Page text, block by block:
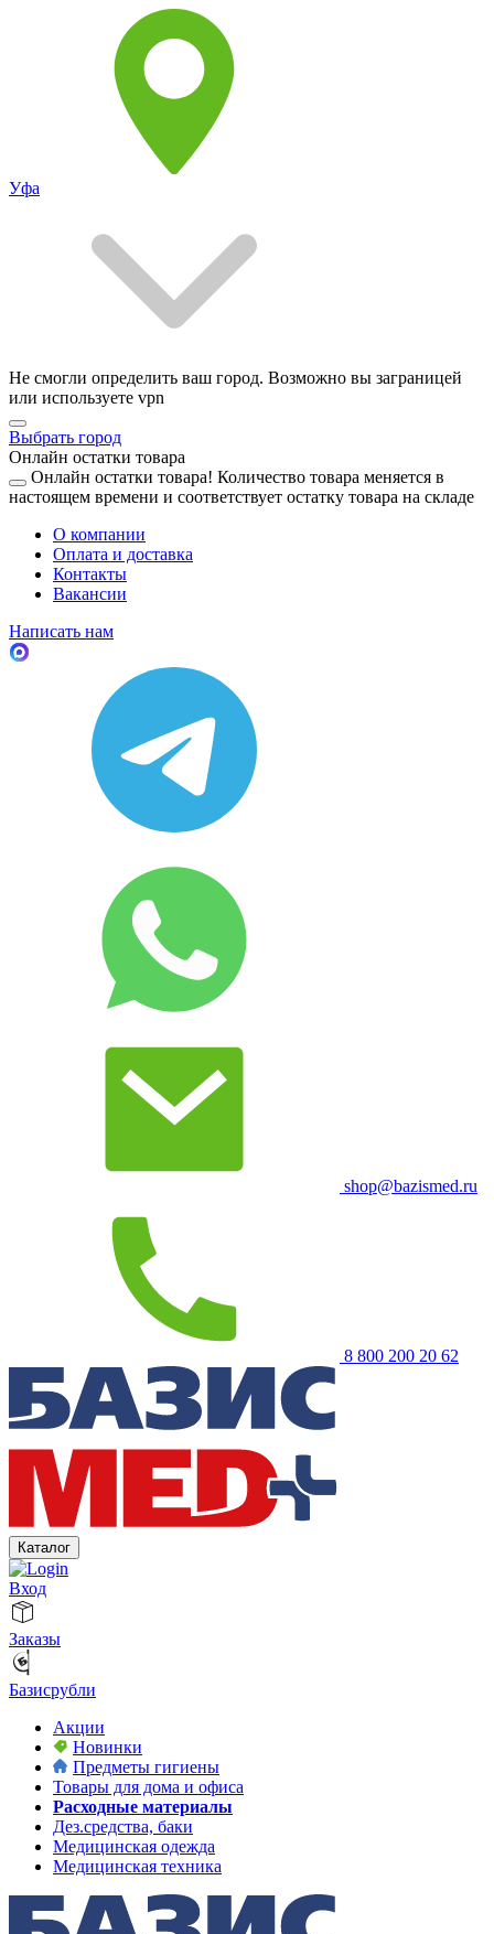
Уфа
Не смогли определить ваш город. Возможно вы заграницей
или используете vpn
Выбрать город
Онлайн остатки товара
Онлайн остатки товара! Количество товара меняется в
настоящем времени и соответствует остатку товара на складе
О компании
Оплата и доставка
Контакты
Вакансии
Написать нам
shop@bazismed.ru
8 800 200 20 62
Каталог
Вход
Заказы
Базисрубли
Акции
Новинки
Предметы гигиены
Товары для дома и офиса
Расходные материалы
Дез.средства, баки
Медицинская одежда
Медицинская техника